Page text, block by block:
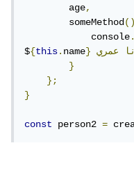
        age
,
        someMethod
()
            console
${this.name} عمري
}
};
}
const person2 =